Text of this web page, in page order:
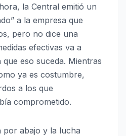
la Central emitió un
a la empresa que
pero no dice una
efectivas va a
eso suceda. Mientras
ya es costumbre,
a los que
comprometido.
por abajo y la lucha